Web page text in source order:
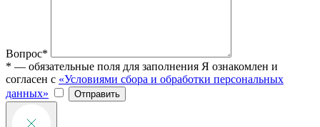
Вопрос*
* — обязательные поля для заполнения Я ознакомлен и
согласен с «Условиями сбора и обработки персональных
данных»
Отправить